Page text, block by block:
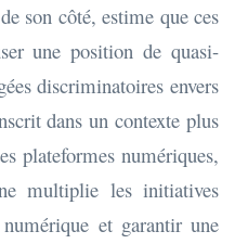
son côté, estime que ces
une position de quasi-
discriminatoires envers
dans un contexte plus
plateformes numériques,
multiplie les initiatives
et garantir une